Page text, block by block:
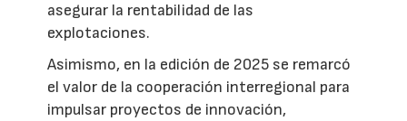
asegurar la rentabilidad de las
explotaciones.
Asimismo, en la edición de 2025 se remarcó
el valor de la cooperación interregional para
impulsar proyectos de innovación,